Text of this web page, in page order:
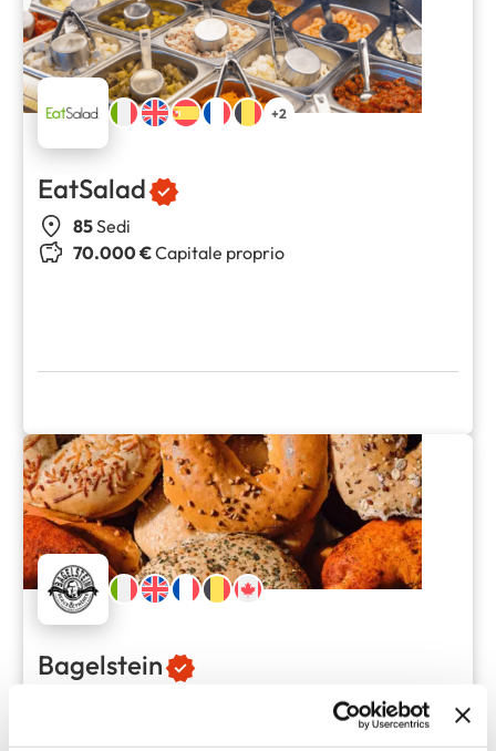
EatSalad
85Sedi
70.000 €Capitale proprio
+2
Bagelstein